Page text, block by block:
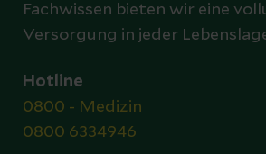
Fachwissen bieten wir eine
Versorgung in jeder
Hotline
0800 - Medizin
0800 6334946